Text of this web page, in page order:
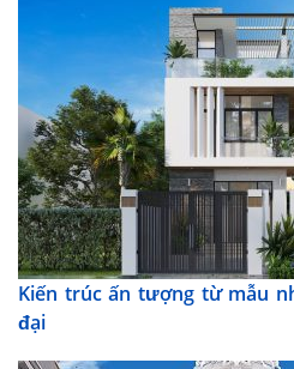
Kiến trúc ấn tượng từ mẫu
đại